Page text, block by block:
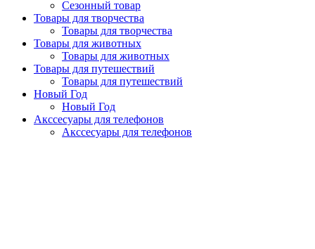
Сезонный товар
Товары для творчества
Товары для творчества
Товары для животных
Товары для животных
Товары для путешествий
Товары для путешествий
Новый Год
Новый Год
Акссесуары для телефонов
Акссесуары для телефонов